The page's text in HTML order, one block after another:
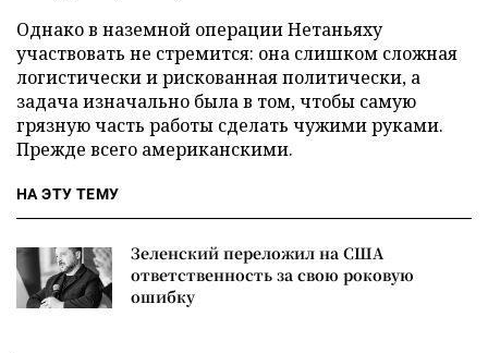
Однако в наземной операции Нетаньяху
участвовать не стремится: она слишком сложная
логистически и рискованная политически, а
задача изначально была в том, чтобы самую
грязную часть работы сделать чужими руками.
Прежде всего американскими.
НА ЭТУ ТЕМУ
Зеленский переложил на США
ответственность за свою роковую
ошибку